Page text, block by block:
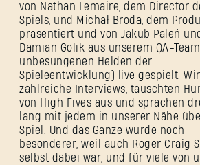
von Nathan Lemaire, dem Director
Spiels, und Michał Broda, dem
präsentiert und von Jakub Paleń
Damian Golik aus unserem QA-
unbesungenen Helden der
Spieleentwicklung) live gespielt.
zahlreiche Interviews, tauschten
von High Fives aus und sprachen
lang mit jedem in unserer Nähe
Spiel. Und das Ganze wurde noch
besonderer, weil auch Roger Craig
selbst dabei war, und für viele von